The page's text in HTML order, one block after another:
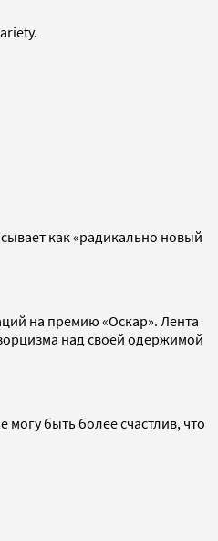
как «радикально новый
на премию «Оскар». Лента
над своей одержимой
быть более счастлив, что